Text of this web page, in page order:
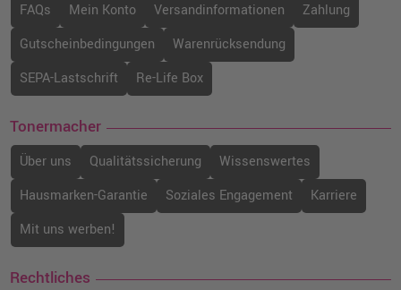
FAQs Mein Konto Versandinformationen
Zahlung
Gutscheinbedingungen
Warenrücksendung
SEPA-Lastschrift
Re-Life Box
Tonermacher
Über uns Qualitätssicherung
Wissenswertes
Hausmarken-Garantie
Soziales Engagement
Karriere
Mit uns werben!
Rechtliches